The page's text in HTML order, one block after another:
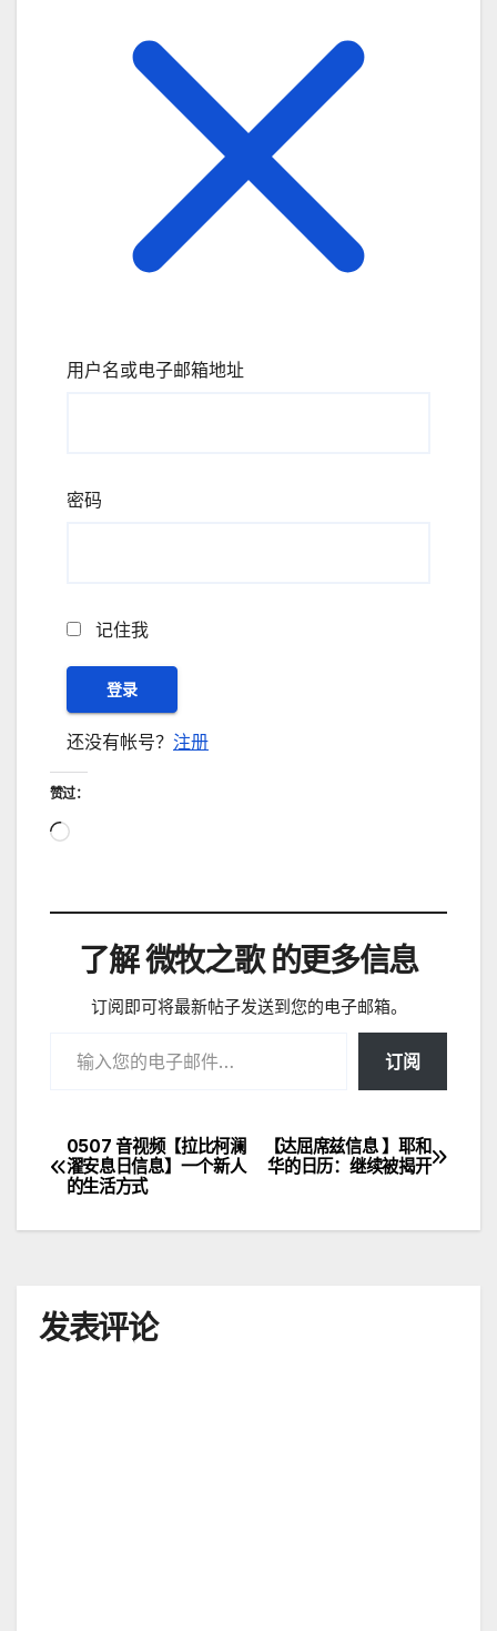
用户名或电子邮箱地址
密码
记住我
还没有帐号？ 注册
赞过：
正
载…
了解 微牧之歌 的更多信息
订阅即可将最新帖子发送到您的电子邮箱。
订阅
文
章
【达屈席兹信息 】耶和
华的日历：继续被揭开
0507 音视频【拉比柯澜
濯安息日信息】一个新人
的生活方式
发表评论